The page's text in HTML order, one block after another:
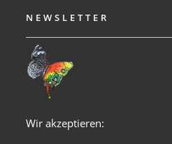
NEWSLETTER
Wir akzeptieren: